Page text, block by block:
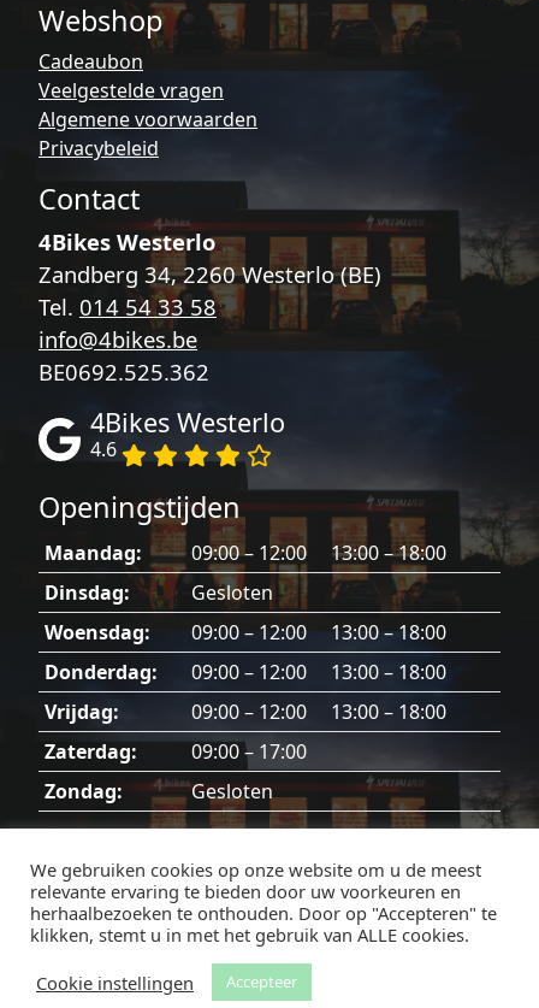
op
de
productpagina
Webshop
Cadeaubon
Veelgestelde vragen
Algemene voorwaarden
Privacybeleid
Contact
4Bikes Westerlo
Zandberg 34, 2260 Westerlo (BE)
Tel. 014 54 33 58
info@4bikes.be
BE0692.525.362
4Bikes Westerlo
4.6
Openingstijden
Maandag:
09:00 – 12:00 13:00 – 18:00
Dinsdag:
Gesloten
Woensdag:
09:00 – 12:00 13:00 – 18:00
Donderdag:
09:00 – 12:00 13:00 – 18:00
Vrijdag:
09:00 – 12:00 13:00 – 18:00
Zaterdag:
09:00 – 17:00
Zondag:
Gesloten
FacebookInstagram
We gebruiken cookies op onze website om u de meest
relevante ervaring te bieden door uw voorkeuren en
herhaalbezoeken te onthouden. Door op "Accepteren" te
klikken, stemt u in met het gebruik van ALLE cookies.
Cookie instellingen
Accepteer